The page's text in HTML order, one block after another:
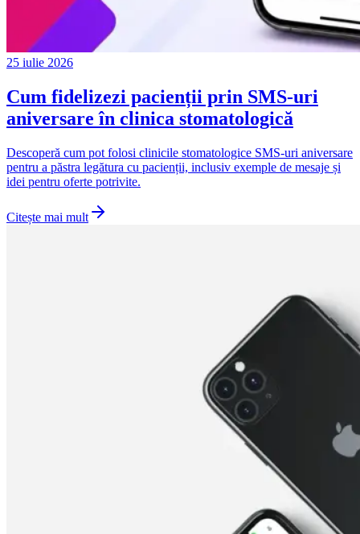
25 iulie 2026
Cum fidelizezi pacienții prin SMS-uri
aniversare în clinica stomatologică
Descoperă cum pot folosi clinicile stomatologice SMS-uri aniversare
pentru a păstra legătura cu pacienții, inclusiv exemple de mesaje și
idei pentru oferte potrivite.
Citește mai mult